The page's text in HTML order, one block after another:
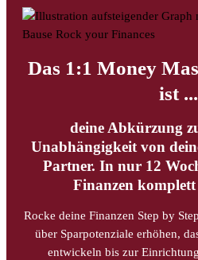
Das 1:1 Money
ist ...
deine Abkürzung
Unabhängigkeit von
Partner. In nur 12
Finanzen
Rocke deine Finanzen Step by
über Sparpotenziale erhöhen,
entwickeln bis zur